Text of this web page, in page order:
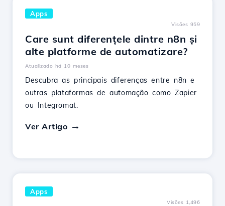
Apps
Visões 959
Care sunt diferențele dintre n8n și
alte platforme de automatizare?
Atualizado há 10 meses
Descubra as principais diferenças entre n8n e
outras plataformas de automação como Zapier
ou Integromat.
Ver Artigo
Apps
Visões 1,496